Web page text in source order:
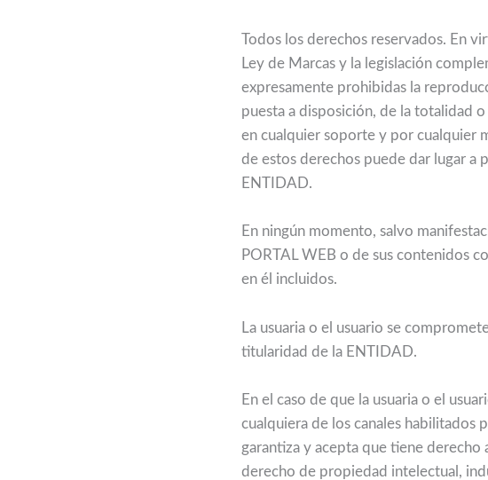
Todos los derechos reservados. En
Ley de Marcas y la legislación
expresamente prohibidas la
puesta a disposición, de la totalidad
en cualquier soporte y por cualquier
de estos derechos puede dar lugar a
ENTIDAD.
En ningún momento, salvo
PORTAL WEB o de sus contenidos
en él incluidos.
La usuaria o el usuario se
titularidad de la ENTIDAD.
En el caso de que la usuaria o el
cualquiera de los canales habilitados
garantiza y acepta que tiene
derecho de propiedad intelectual,